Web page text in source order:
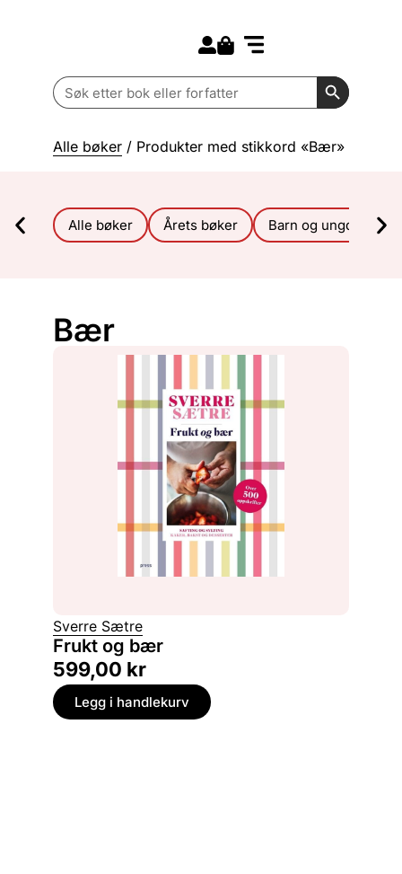
Search
for:
Search
Alle bøker / Produkter med stikkord «Bær»
Alle bøker Årets bøker Barn og ungdom
Bær
Sverre Sætre
Frukt og bær
599,00 kr
Legg i handlekurv